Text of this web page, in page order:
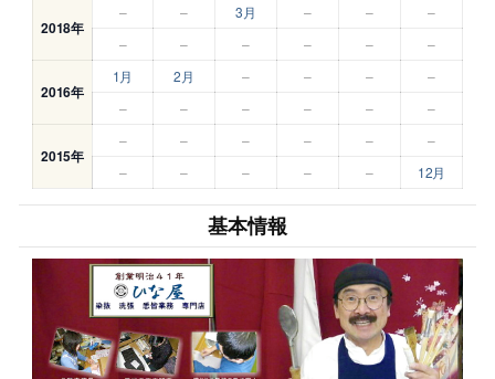
2018年
– – 3月 – –
–
–
– – – – –
2016年
1月 2月 – – –
–
–
– – – – –
2015年
– – – – –
–
–
– – – – 12月
基本情報